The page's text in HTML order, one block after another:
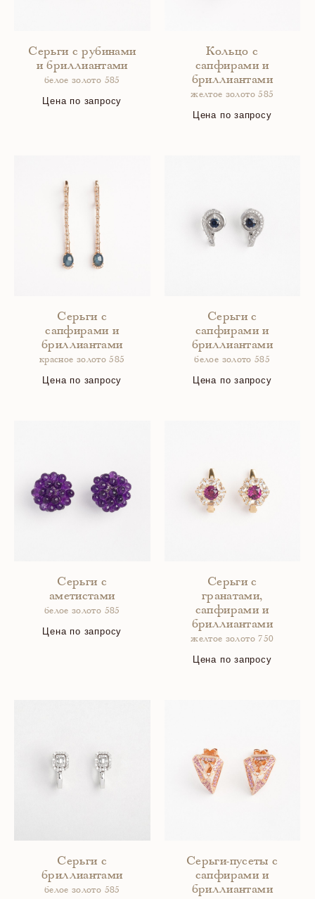
Серьги с рубинами
и бриллиантами
белое золото 585
Цена по запросу
Кольцо с
сапфирами и
бриллиантами
желтое золото 585
Цена по запросу
Серьги с
сапфирами и
бриллиантами
красное золото 585
Цена по запросу
Серьги с
сапфирами и
бриллиантами
белое золото 585
Цена по запросу
Серьги с
аметистами
белое золото 585
Цена по запросу
Серьги с
гранатами,
сапфирами и
бриллиантами
желтое золото 750
Цена по запросу
Серьги с
бриллиантами
белое золото 585
Серьги-пусеты с
сапфирами и
бриллиантами